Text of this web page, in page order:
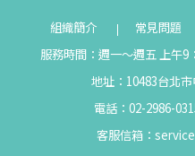
組織簡介 常見問題
服務時間：週一～週五 上午
地址：10483台北
電話：02-2986-
客服信箱：